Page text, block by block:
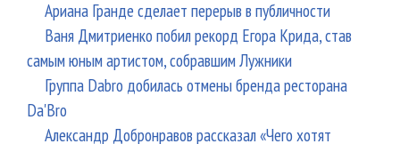
Ариана Гранде сделает перерыв в публичности
Ваня Дмитриенко побил рекорд Егора Крида, став
самым юным артистом, собравшим Лужники
Группа Dabro добилась отмены бренда ресторана
Da'Bro
Александр Добронравов рассказал «Чего хотят